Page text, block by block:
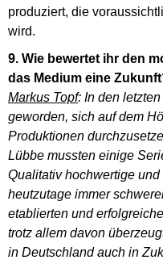
produziert, die
wird.
9. Wie bewertet ihr den
das Medium eine
Markus Topf: In den
geworden, sich auf dem
Produktionen
Lübbe mussten einige
Qualitativ hochwertige
heutzutage immer
etablierten und
trotz allem davon
in Deutschland auch in